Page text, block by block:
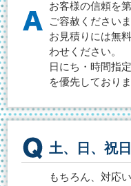
お客様の信頼を
ご容赦くださいま
お見積りには無
わせください。
日にち・時間指
を優先しておりま
土、日、祝
もちろん、対応